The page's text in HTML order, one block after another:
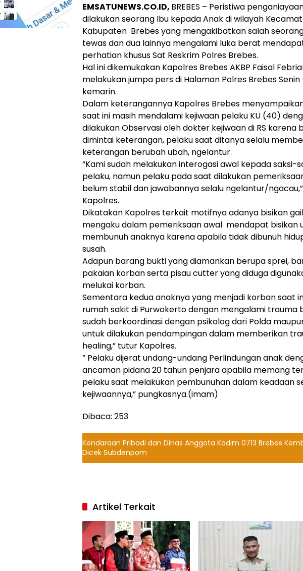
EMSATUNEWS.CO.ID, BREBES – Peristiwa
dilakukan seorang Ibu kepada Anak di wilayah
Kabupaten Brebes yang mengakibatkan salah
tewas dan dua lainnya mengalami luka berat
perhatian khusus Sat Reskrim Polres Brebes.
Hal ini dikemukakan Kapolres Brebes AKBP Faisal
melakukan jumpa pers di Halaman Polres Brebes
kemarin.
Dalam keterangannya Kapolres Brebes
saat ini masih mendalami kejiwaan pelaku KU (40)
dilakukan Observasi oleh dokter kejiwaan di RS karena
dimintai keterangan, pelaku saat ditanya selalu
keterangan berubah ubah, ngelantur.
“Kami sudah melakukan interogasi awal kepada saksi-
pelaku, namun pelaku pada saat dilakukan
belum stabil dan jawabannya selalu ngelantur/
Kapolres.
Dikatakan Kapolres terkait motifnya adanya bisikan
mengaku dalam pemeriksaan awal mendapat bisikan
membunuh anaknya karena apabila tidak dibunuh
susah.
Adapun barang bukti yang diamankan berupa sprei,
pakaian korban serta pisau cutter yang diduga
melukai korban.
Sementara kedua anaknya yang menjadi korban saat
rumah sakit di Purwokerto dengan mengalami trauma
sudah berkoordinasi dengan psikolog dari Polda
untuk dilakukan pendampingan dalam memberikan
healing,” tutur Kapolres.
” Pelaku dijerat undang-undang Perlindungan anak
ancaman pidana 20 tahun penjara apabila memang
pelaku saat melakukan pembunuhan dalam keadaan
kejiwaannya,” pungkasnya.(imam)
Dibaca: 253
Kendaraan Pribadi dan Dinas Anggota Kodim 0713 Brebes
Dicek Subdenpom
Artikel Terkait